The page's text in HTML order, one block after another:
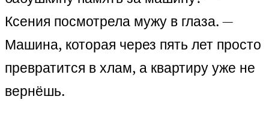
Ксения посмотрела мужу в глаза. —
Машина, которая через пять лет просто
превратится в хлам, а квартиру уже не
вернёшь.